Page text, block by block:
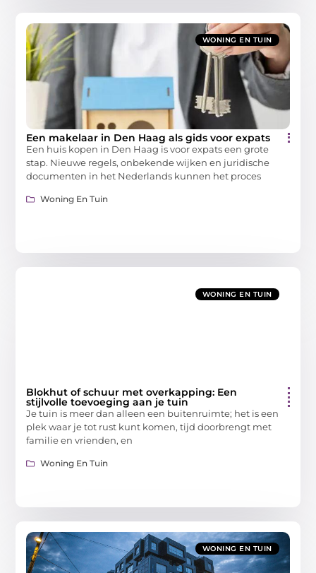
WONING EN TUIN
Een makelaar in Den Haag als gids voor expats
Een huis kopen in Den Haag is voor expats een grote
stap. Nieuwe regels, onbekende wijken en juridische
documenten in het Nederlands kunnen het proces
Woning En Tuin
WONING EN TUIN
Blokhut of schuur met overkapping: Een
stijlvolle toevoeging aan je tuin
Je tuin is meer dan alleen een buitenruimte; het is een
plek waar je tot rust kunt komen, tijd doorbrengt met
familie en vrienden, en
Woning En Tuin
WONING EN TUIN